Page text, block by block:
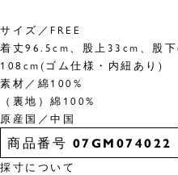
サイズ／FREE
着丈96.5cm、股上33cm、股
108cm(ゴム仕様・内紐あり)
素材／綿100%
（裏地）綿100%
原産国／中国
商品番号 07GM074022
採寸について